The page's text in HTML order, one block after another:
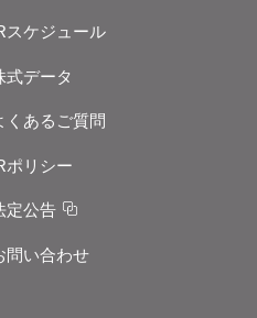
ます。何卒ご理解を賜ります
IDOM広報セクション Email ＜
スケジュール
式データ
くあるご質問
ポリシー
定公告
問い合わせ